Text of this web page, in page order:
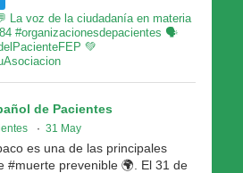
voz de la ciudadanía en materia
#organizacionesdepacientes 🗣
💚
de Pacientes
· 31 May
es una de las principales
#muerte prevenible 🌍. El 31 de